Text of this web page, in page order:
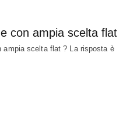
con ampia scelta flat
ampia scelta flat ? La risposta è